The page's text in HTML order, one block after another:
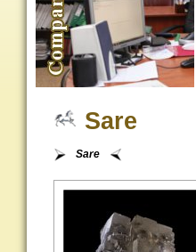
Sare
Sare